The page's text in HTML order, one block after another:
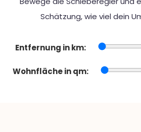
Schätzung, wie viel dein
Entfernung in km:
Wohnfläche in qm: